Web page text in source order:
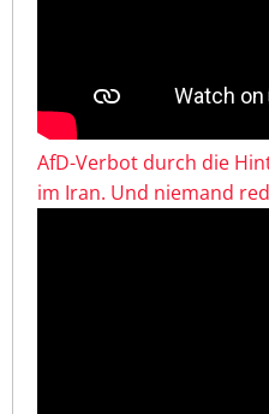
AfD-Verbot durch die
im Iran. Und niemand